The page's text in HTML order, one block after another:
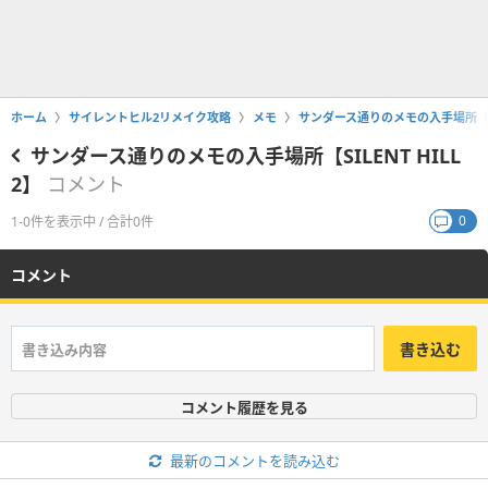
ホーム サイレントヒル2リメイク攻略 メモ サンダース通りのメモの入手場所
サンダース通りのメモの入手場所【SILENT HILL
2】
コメント
1-0件を表示中 / 合計0件 0
コメント
書き込む
コメント履歴を見る
最新のコメントを読み込む